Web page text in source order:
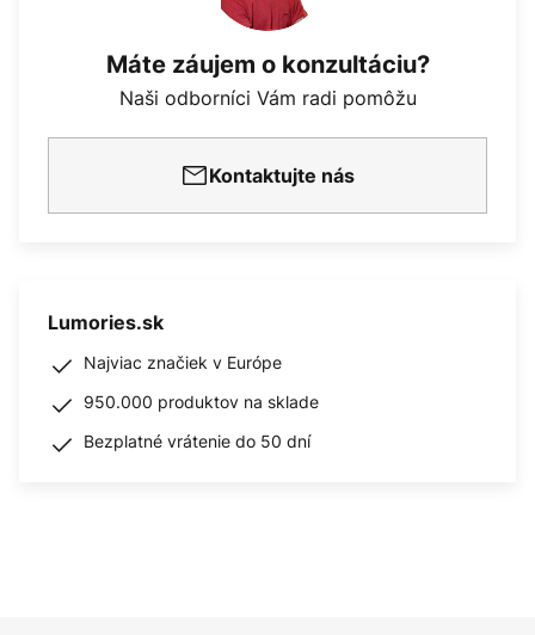
Máte záujem o konzultáciu?
Naši odborníci Vám radi pomôžu
Kontaktujte nás
Lumories.sk
Najviac značiek v Európe
950.000 produktov na sklade
Bezplatné vrátenie do 50 dní